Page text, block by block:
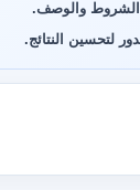
الشروط والوصف.
لتحسين النتائج.